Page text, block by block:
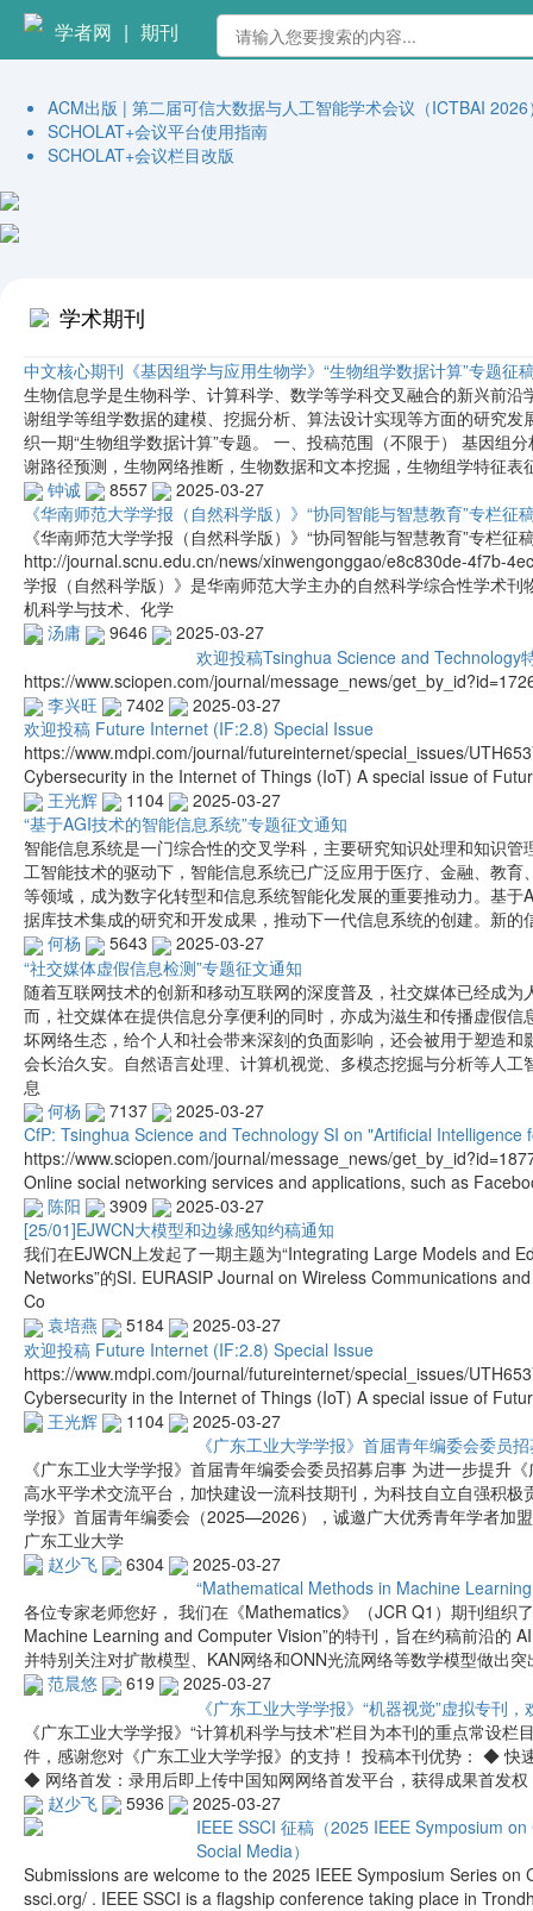
学者网 | 期刊
ACM出版 | 第二届可信大数据与人工智能学术会议（ICTBAI 2026
SCHOLAT+会议平台使用指南
SCHOLAT+会议栏目改版
学术期刊
中文核心期刊《基因组学与应用生物学》“生物组学数据计算”专题征
生物信息学是生物科学、计算科学、数学等学科交叉融合的新兴前
谢组学等组学数据的建模、挖掘分析、算法设计实现等方面的研究
织一期“生物组学数据计算”专题。 一、投稿范围（不限于） 基因组
谢路径预测，生物网络推断，生物数据和文本挖掘，生物组学特征表
钟诚
8557
2025-03-27
《华南师范大学学报（自然科学版）》“协同智能与智慧教育”专栏征
《华南师范大学学报（自然科学版）》“协同智能与智慧教育”专栏征
http://journal.scnu.edu.cn/news/xinwengonggao/e8c830de-4f7b-
学报（自然科学版）》是华南师范大学主办的自然科学综合性学术
机科学与技术、化学
汤庸
9646
2025-03-27
欢迎投稿Tsinghua Science and Technology
https://www.sciopen.com/journal/message_news/
李兴旺
7402
2025-03-27
欢迎投稿 Future Internet (IF:2.8) Special Issue
https://www.mdpi.com/journal/futureinternet/special_issues/
Cybersecurity in the Internet of Things (IoT) A special issue of
王光辉
1104
2025-03-27
“基于AGI技术的智能信息系统”专题征文通知
智能信息系统是一门综合性的交叉学科，主要研究知识处理和知识
工智能技术的驱动下，智能信息系统已广泛应用于医疗、金融、教
等领域，成为数字化转型和信息系统智能化发展的重要推动力。基
据库技术集成的研究和开发成果，推动下一代信息系统的创建。新
何杨
5643
2025-03-27
“社交媒体虚假信息检测”专题征文通知
随着互联网技术的创新和移动互联网的深度普及，社交媒体已经成
而，社交媒体在提供信息分享便利的同时，亦成为滋生和传播虚假
坏网络生态，给个人和社会带来深刻的负面影响，还会被用于塑造
会长治久安。自然语言处理、计算机视觉、多模态挖掘与分析等人
息
何杨
7137
2025-03-27
CfP: Tsinghua Science and Technology SI on "Artificial Intelligence
https://www.sciopen.com/journal/message_news/
Online social networking services and applications, such as
陈阳
3909
2025-03-27
[25/01]EJWCN大模型和边缘感知约稿通知
我们在EJWCN上发起了一期主题为“Integrating Large Models and
Networks”的SI. EURASIP Journal on Wireless Communications
Co
袁培燕
5184
2025-03-27
欢迎投稿 Future Internet (IF:2.8) Special Issue
https://www.mdpi.com/journal/futureinternet/special_issues/
Cybersecurity in the Internet of Things (IoT) A special issue of
王光辉
1104
2025-03-27
《广东工业大学学报》首届青年编委会委员
《广东工业大学学报》首届青年编委会委员招募启事 为进一步提升
高水平学术交流平台，加快建设一流科技期刊，为科技自立自强积
学报》首届青年编委会（2025—2026），诚邀广大优秀青年学者加
广东工业大学
赵少飞
6304
2025-03-27
“Mathematical Methods in Machine
各位专家老师您好， 我们在《Mathematics》（JCR Q1）期刊组织
Machine Learning and Computer Vision”的特刊，旨在约稿前沿的
并特别关注对扩散模型、KAN网络和ONN光流网络等数学模型做出
范晨悠
619
2025-03-27
《广东工业大学学报》“机器视觉”虚拟专刊
《广东工业大学学报》“计算机科学与技术”栏目为本刊的重点常设
件，感谢您对《广东工业大学学报》的支持！ 投稿本刊优势： ◆ 快
◆ 网络首发：录用后即上传中国知网网络首发平台，获得成果首发
赵少飞
5936
2025-03-27
IEEE SSCI 征稿（2025 IEEE Symposium
Social Media）
Submissions are welcome to the 2025 IEEE Symposium Series
ssci.org/ . IEEE SSCI is a flagship conference taking place in